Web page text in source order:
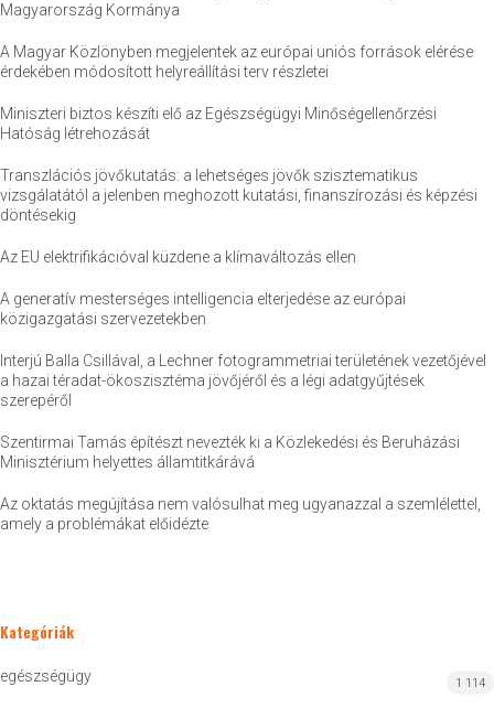
Magyarország Kormánya
A Magyar Közlönyben megjelentek az európai uniós források elérése
érdekében módosított helyreállítási terv részletei
Miniszteri biztos készíti elő az Egészségügyi Minőségellenőrzési
Hatóság létrehozását
Transzlációs jövőkutatás: a lehetséges jövők szisztematikus
vizsgálatától a jelenben meghozott kutatási, finanszírozási és képzési
döntésekig
Az EU elektrifikációval küzdene a klímaváltozás ellen
A generatív mesterséges intelligencia elterjedése az európai
közigazgatási szervezetekben
Interjú Balla Csillával, a Lechner fotogrammetriai területének vezetőjével
a hazai téradat-ökoszisztéma jövőjéről és a légi adatgyűjtések
szerepéről
Szentirmai Tamás építészt nevezték ki a Közlekedési és Beruházási
Minisztérium helyettes államtitkárává
Az oktatás megújítása nem valósulhat meg ugyanazzal a szemlélettel,
amely a problémákat előidézte
Kategóriák
egészségügy 1 114